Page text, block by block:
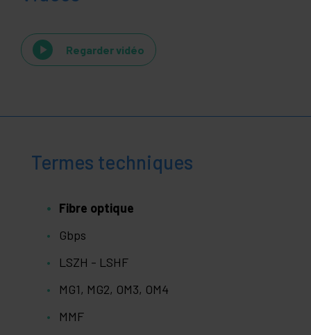
Regarder vidéo
Termes techniques
Fibre optique
Gbps
LSZH - LSHF
MG1, MG2, OM3, OM4
MMF